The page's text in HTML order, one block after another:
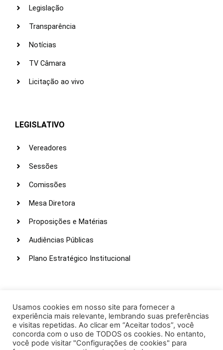
Legislação
Transparência
Notícias
TV Câmara
Licitação ao vivo
LEGISLATIVO
Vereadores
Sessões
Comissões
Mesa Diretora
Proposições e Matérias
Audiências Públicas
Plano Estratégico Institucional
Webmail
Intranet
Administração
Usamos cookies em nosso site para fornecer a
experiência mais relevante, lembrando suas preferências
e visitas repetidas. Ao clicar em “Aceitar todos”, você
concorda com o uso de TODOS os cookies. No entanto,
você pode visitar "Configurações de cookies" para